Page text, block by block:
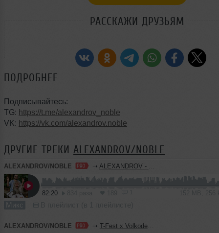
РАССКАЖИ ДРУЗЬЯМ
ПОДРОБНЕЕ
Подписывайтесь:
TG: https://t.me/alexandrov_noble
VK: https://vk.com/alexandrov.noble
ДРУГИЕ ТРЕКИ ALEXANDROV/NOBLE
ALEXANDROV/NOBLE ➝ ALEXANDROV - CONTROL MIX Vol.30 (Happy Birthday)
82:20
Микс
ALEXANDROV/NOBLE ➝ T-Fest x Volkoder - Ни вчера, ни завтра (ALEXANDROV & NEDLIN Blend)